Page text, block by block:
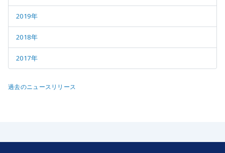
2019年
2018年
2017年
過去のニュースリリース